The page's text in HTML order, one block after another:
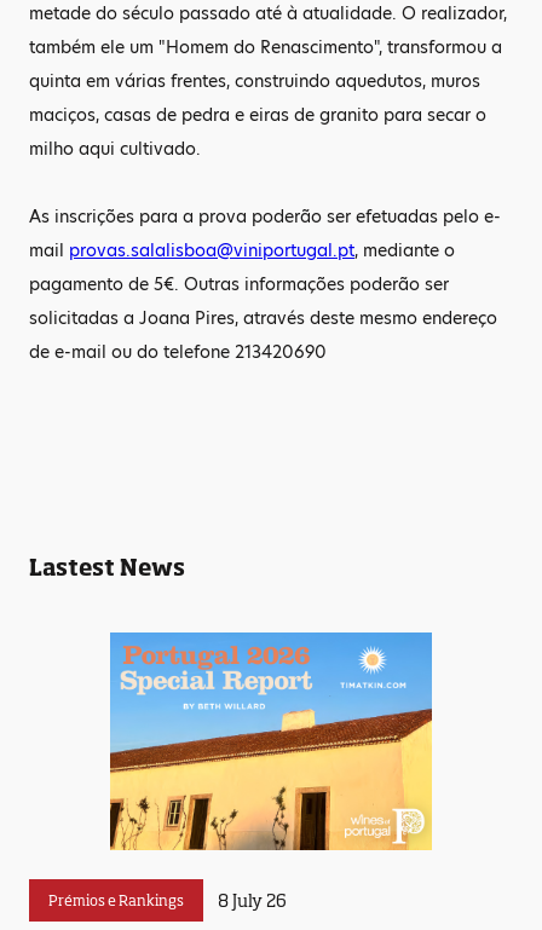
metade do século passado até à atualidade. O realizador,
também ele um "Homem do Renascimento", transformou a
quinta em várias frentes, construindo aquedutos, muros
maciços, casas de pedra e eiras de granito para secar o
milho aqui cultivado.
As inscrições para a prova poderão ser efetuadas pelo e-
mail provas.salalisboa@viniportugal.pt, mediante o
pagamento de 5€. Outras informações poderão ser
solicitadas a Joana Pires, através deste mesmo endereço
de e-mail ou do telefone 213420690
Lastest News
Prémios e Rankings 8 July 26